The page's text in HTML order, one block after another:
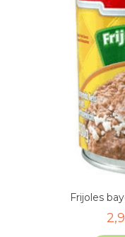
Frijoles